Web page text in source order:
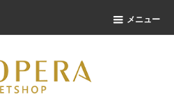
メニュー